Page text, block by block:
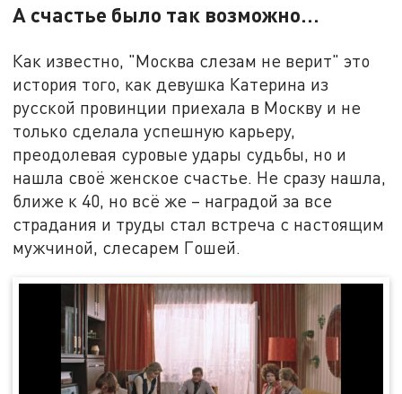
А счастье было так возможно…
Как известно, "Москва слезам не верит" это
история того, как девушка Катерина из
русской провинции приехала в Москву и не
только сделала успешную карьеру,
преодолевая суровые удары судьбы, но и
нашла своё женское счастье. Не сразу нашла,
ближе к 40, но всё же – наградой за все
страдания и труды стал встреча с настоящим
мужчиной, слесарем Гошей.